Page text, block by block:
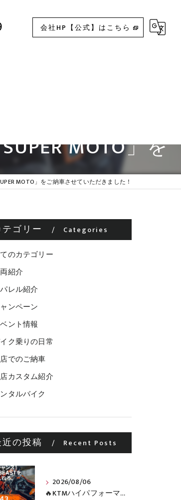
会社HP【公式】はこちら
MOTO」を
MOTO」をご納車させていただきました！
テゴリー Categories
のカテゴリー
紹介
レル紹介
ンペーン
ント情報
ク乗りの日常
でのご納車
カスタム紹介
タルバイク
の投稿 Recent Posts
2026/08/06
🔥KTMハイパフォーマンスネイキッドがお得に手に入るチャンス🔥